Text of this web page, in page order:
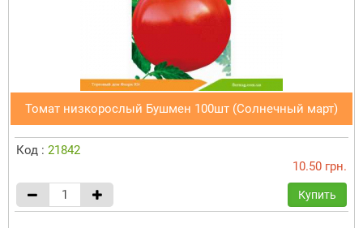
Томат низкорослый Бушмен 100шт (Солнечный март)
Код : 21842
10.50 грн.
Купить